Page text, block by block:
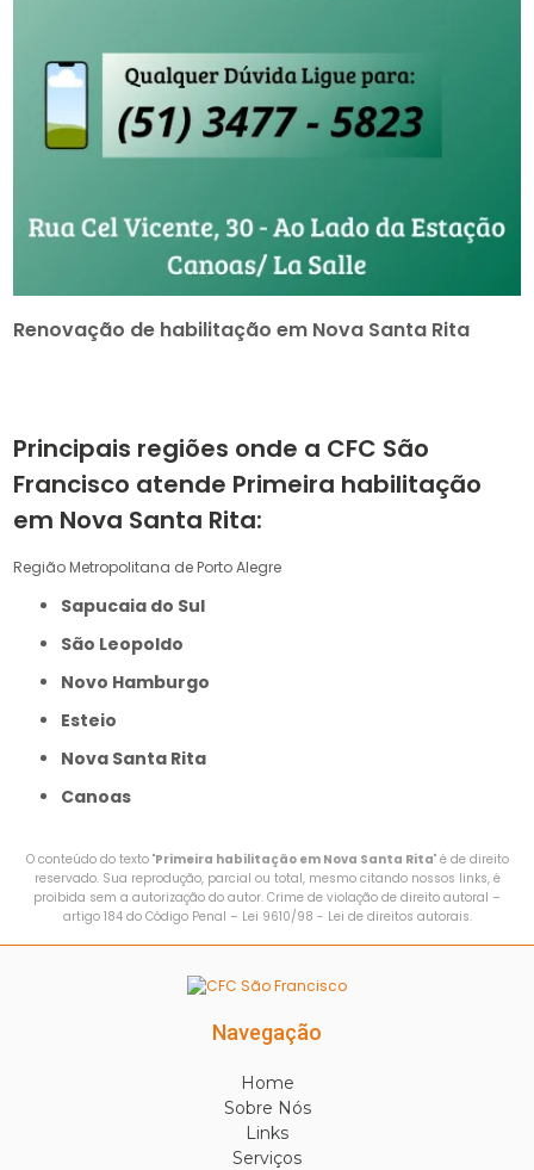
Renovação de habilitação em Nova Santa Rita
Principais regiões onde a CFC São
Francisco atende Primeira habilitação
em Nova Santa Rita:
Região Metropolitana de Porto Alegre
Sapucaia do Sul
São Leopoldo
Novo Hamburgo
Esteio
Nova Santa Rita
Canoas
O conteúdo do texto "Primeira habilitação em Nova Santa Rita" é de direito
reservado. Sua reprodução, parcial ou total, mesmo citando nossos links, é
proibida sem a autorização do autor. Crime de violação de direito autoral –
artigo 184 do Código Penal – Lei 9610/98 - Lei de direitos autorais.
Navegação
Home
Sobre Nós
Links
Serviços